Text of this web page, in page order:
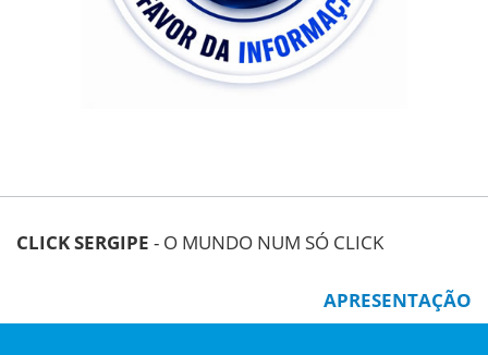
CLICK SERGIPE - O MUNDO NUM SÓ CLICK
APRESENTAÇÃO